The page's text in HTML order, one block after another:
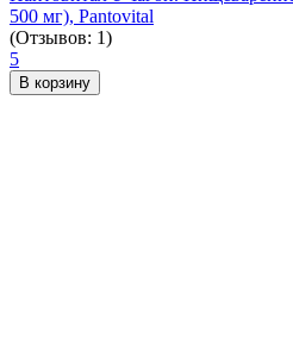
500 мг), Pantovital
(Отзывов: 1)
5
В корзину